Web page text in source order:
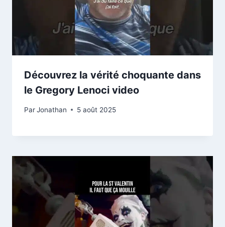
Découvrez la vérité choquante dans
le Gregory Lenoci video
ParJonathan 5 août 2025